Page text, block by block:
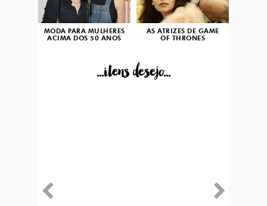
MODA PARA MULHERES
ACIMA DOS 50 ANOS
AS ATRIZES DE GAME
OF THRONES
...itens desejo...